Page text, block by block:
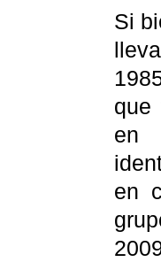
Si
que
en
en